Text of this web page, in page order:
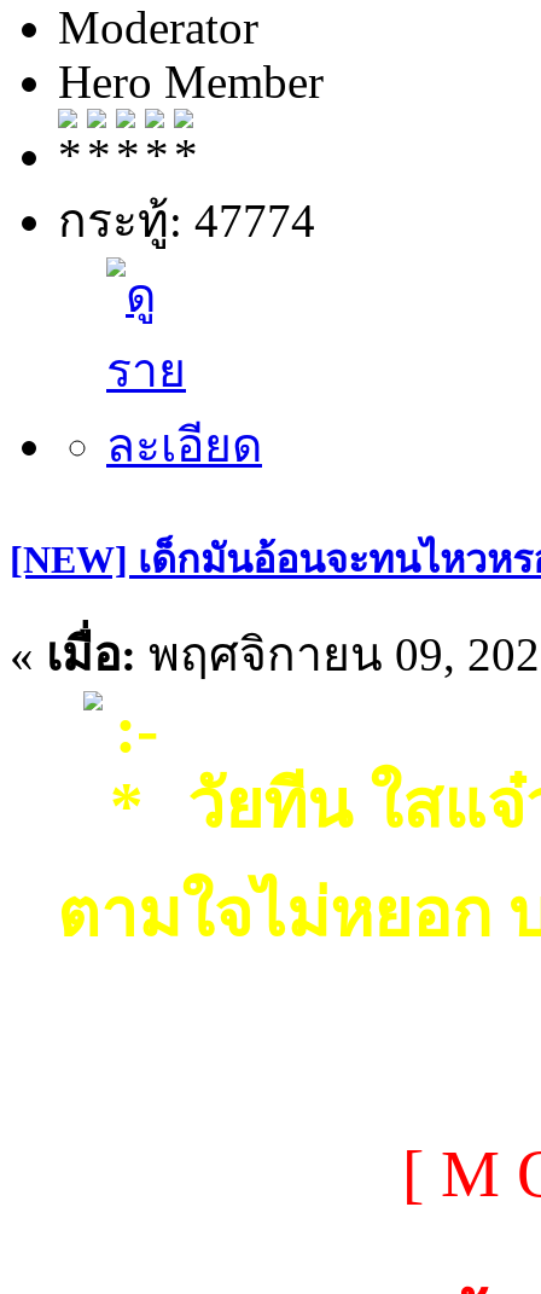
Moderator
Hero Member
กระทู้: 47774
[NEW] เด็กมันอ้อนจะทนไหวห
« เมื่อ: พฤศจิกายน 09,
วัยทีน ใสแ
ตามใจไม่หยอ
[ M